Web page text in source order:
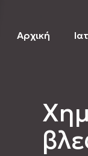
mainΑρχική